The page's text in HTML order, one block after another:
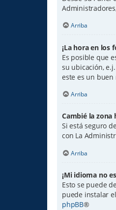
Arriba
¡La hora en los
Es posible que
su ubicación,
este es un
Arriba
Cambié la zona
Si está seguro
con La
Arriba
¡Mi idioma no
Esto se puede
puede instalar
phpBB®